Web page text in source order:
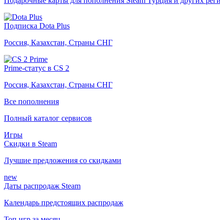
Подписка Dota Plus
Россия, Казахстан, Страны СНГ
Prime-статус в CS 2
Россия, Казахстан, Страны СНГ
Все пополнения
Полный каталог сервисов
Игры
Скидки в Steam
Лучшие предложения со скидками
new
Даты распродаж Steam
Календарь предстоящих распродаж